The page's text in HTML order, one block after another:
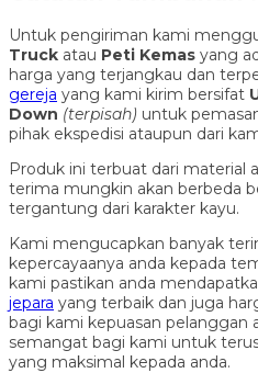
Untuk pengiriman kami
Truck atau Peti Kemas yang
harga yang terjangkau dan
gereja yang kami kirim bersifat
Down (terpisah) untuk
pihak ekspedisi ataupun dari
Produk ini terbuat dari material
terima mungkin akan berbeda
tergantung dari karakter kayu.
Kami mengucapkan banyak
kepercayaanya anda kepada
kami pastikan anda
jepara yang terbaik dan juga
bagi kami kepuasan pelanggan
semangat bagi kami untuk
yang maksimal kepada anda.